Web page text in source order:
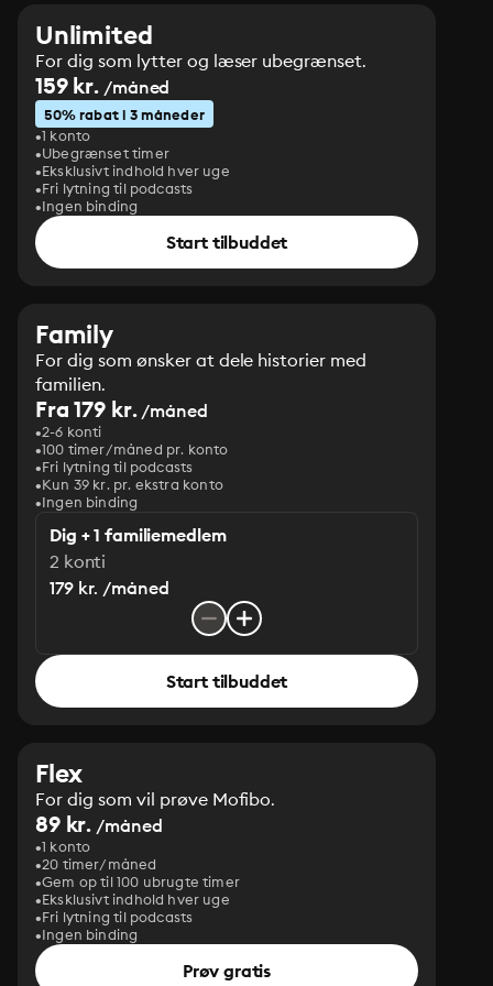
Unlimited
For dig som lytter og læser ubegrænset.
159 kr. /måned
50% rabat i 3 måneder
1 konto
Ubegrænset timer
Eksklusivt indhold hver uge
Fri lytning til podcasts
Ingen binding
Start tilbuddet
Family
For dig som ønsker at dele historier med
familien.
Fra 179 kr./måned
2-6 konti
100 timer/måned pr. konto
Fri lytning til podcasts
Kun 39 kr. pr. ekstra konto
Ingen binding
Dig + 1 familiemedlem
2 konti
179 kr. /måned
Start tilbuddet
Flex
For dig som vil prøve Mofibo.
89 kr. /måned
1 konto
20 timer/måned
Gem op til 100 ubrugte timer
Eksklusivt indhold hver uge
Fri lytning til podcasts
Ingen binding
Prøv gratis